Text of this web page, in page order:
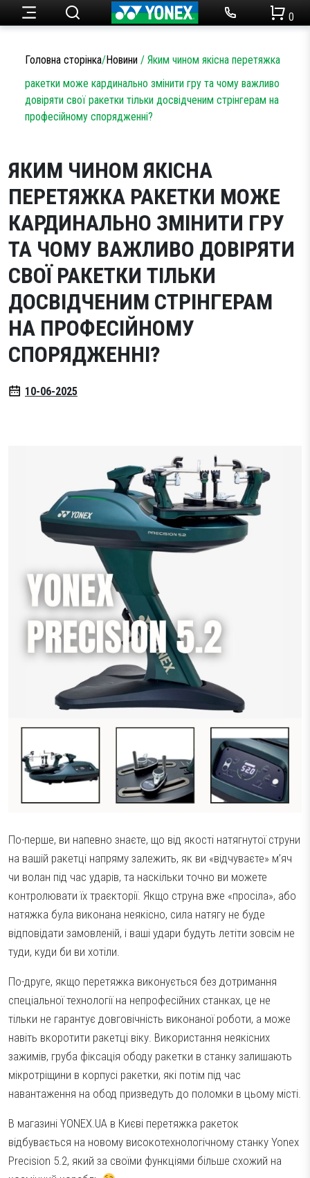
Теніс
Ракетки для тенісу
Кросівки для тенісу
Сумки для ракеток
М’ячі для тенісу
Намотки
Аксесуари
Тестові ракетки
Гравці Yonex
Бадмінтон
Набори для бадмінтону
Ракетки для бадмінтону
Струни для бадмінтону
Сумки для ракеток
Аксесуари
Волани
Намотки
Гравці Yonex
Одяг
Чоловічий одяг
Жіночий одяг
Дитячий одяг
Аксесуари
Новини
Огляди товарів
Статті
Партнерство
SALE
0
Головна сторінка/Новини / Яким чином якісна перетяжка
ракетки може кардинально змінити гру та чому важливо
довіряти свої ракетки тільки досвідченим стрінгерам на
професійному спорядженні?
ЯКИМ ЧИНОМ ЯКІСНА
ПЕРЕТЯЖКА РАКЕТКИ МОЖЕ
КАРДИНАЛЬНО ЗМІНИТИ ГРУ
ТА ЧОМУ ВАЖЛИВО ДОВІРЯТИ
СВОЇ РАКЕТКИ ТІЛЬКИ
ДОСВІДЧЕНИМ СТРІНГЕРАМ
НА ПРОФЕСІЙНОМУ
СПОРЯДЖЕННІ?
10-06-2025
По-перше, ви напевно знаєте, що від якості натягнутої струни
на вашій ракетці напряму залежить, як ви «відчуваєте» м’яч
чи волан під час ударів, та наскільки точно ви можете
контролювати їх траєкторії. Якщо струна вже «просіла», або
натяжка була виконана неякісно, сила натягу не буде
відповідати замовленій, і ваші удари будуть летіти зовсім не
туди, куди би ви хотіли.
По-друге, якщо перетяжка виконується без дотримання
спеціальної технології на непрофесійних станках, це не
тільки не гарантує довговічність виконаної роботи, а може
навіть вкоротити ракетці віку. Використання неякісних
зажимів, груба фіксація ободу ракетки в станку залишають
мікротріщини в корпусі ракетки, які потім під час
навантаження на обод призведуть до поломки в цьому місті.
В магазині YONEX.UA в Києві перетяжка ракеток
відбувається на новому високотехнологічному станку Yonex
Precision 5.2, який за своїми функціями більше схожий на